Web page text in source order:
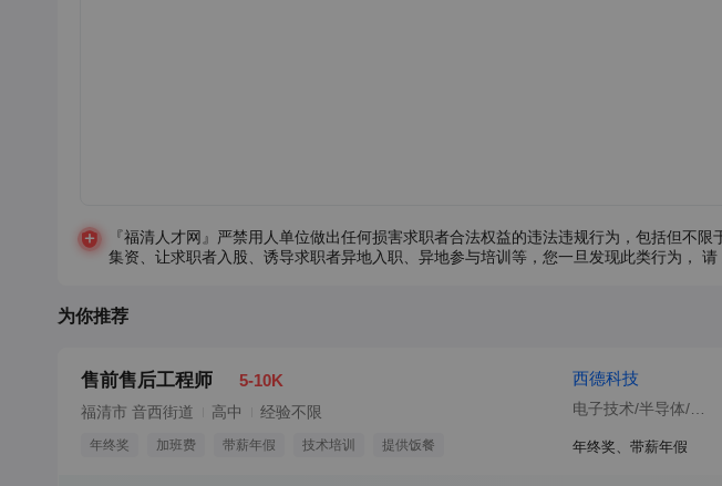
『福清人才网』严禁用人单位做出任何损害求职者合法权益的违法违规行为，包括但不
集资、让求职者入股、诱导求职者异地入职、异地参与培训等，您一旦发现此类行为， 请
为你推荐
售前售后工程师 5-10K
福清市 音西街道 高中 经验不限
年终奖 加班费 带薪年假 技术培训 提供饭餐
西德科技
年终奖、带薪年假